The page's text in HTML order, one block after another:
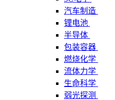
汽车制造
锂电池
半导体
包装容器
燃烧化学
流体力学
生命科学
弱光探测